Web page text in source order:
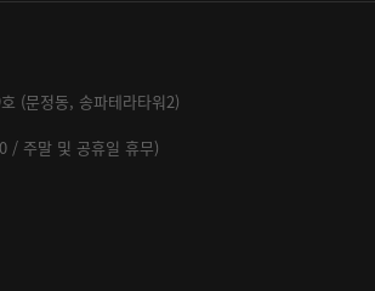
(문정동, 송파테라타워2)
주말 및 공휴일 휴무)